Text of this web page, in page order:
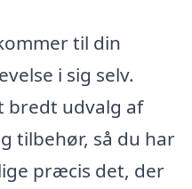
til din
i sig selv.
bredt udvalg af
tilbehør, så du har
præcis det, der